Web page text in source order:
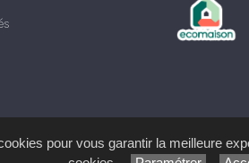
pour vous garantir la meilleure